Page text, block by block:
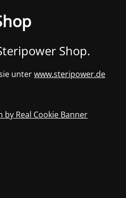
Shop.
unterwww.steripower.de
by Real Cookie Banner